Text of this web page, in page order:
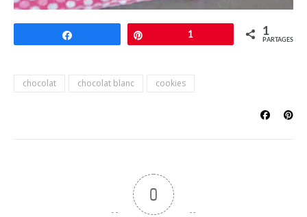
1 1
PARTAGES
chocolat chocolat blanc cookies
0